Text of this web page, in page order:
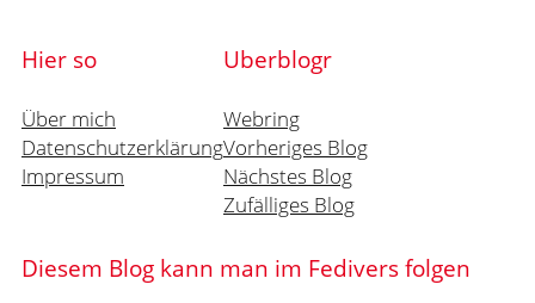
Hier so
Über mich
Datenschutzerklärung
Impressum
Uberblogr
Webring
Vorheriges Blog
Nächstes Blog
Zufälliges Blog
Diesem Blog kann man im Fedivers folgen